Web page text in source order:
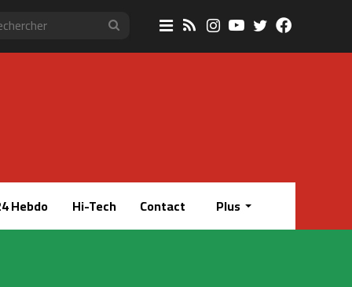
RechercherSidebar
(barre
RSSInstagram
YouTube
Twitter
Hebdo Hi-Tech Contact Plus